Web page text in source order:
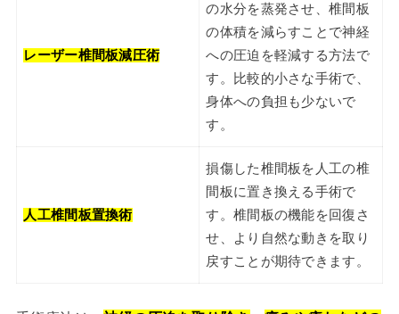
レーザー椎間板減圧術
の水分を蒸発させ、椎間板
の体積を減らすことで神経
への圧迫を軽減する方法で
す。比較的小さな手術で、
身体への負担も少ないで
す。
人工椎間板置換術
損傷した椎間板を人工の椎
間板に置き換える手術で
す。椎間板の機能を回復さ
せ、より自然な動きを取り
戻すことが期待できます。